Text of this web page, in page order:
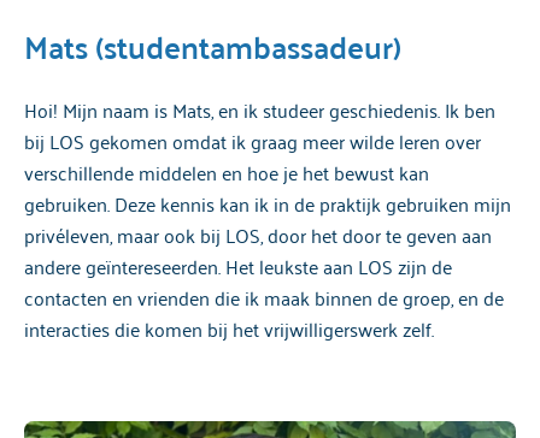
Mats (studentambassadeur)
Hoi! Mijn naam is Mats, en ik studeer geschiedenis. Ik ben
bij LOS gekomen omdat ik graag meer wilde leren over
verschillende middelen en hoe je het bewust kan
gebruiken. Deze kennis kan ik in de praktijk gebruiken mijn
privéleven, maar ook bij LOS, door het door te geven aan
andere geïntereseerden. Het leukste aan LOS zijn de
contacten en vrienden die ik maak binnen de groep, en de
interacties die komen bij het vrijwilligerswerk zelf.